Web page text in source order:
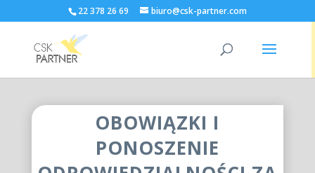
22 378 26 69 biuro@csk-partner.com
OBOWIĄZKI I
PONOSZENIE